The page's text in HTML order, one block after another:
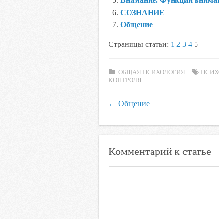
СОЗНАНИЕ
Общение
Страницы статьи: 1 2 3 4 5
ОБЩАЯ ПСИХОЛОГИЯ
КОНТРОЛЯ
← Общение
Комментарий к статье